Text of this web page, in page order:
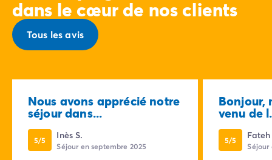
dans le cœur de nos clients
Tous les avis
Nous avons apprécié notre
séjour dans...
5/5 Inès S.
Séjour en septembre 2025
Bonjour,
venu de
5/5
Séjour